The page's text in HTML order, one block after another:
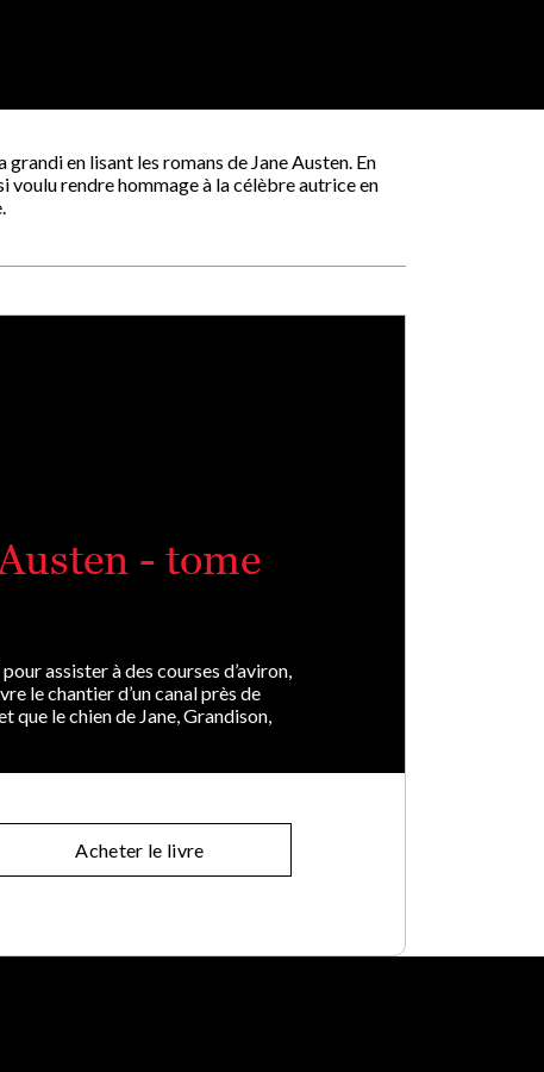
grandi en lisant les romans de Jane Austen. En
voulu rendre hommage à la célèbre autrice en
- tome
assister à des courses d’aviron,
le chantier d’un canal près de
que le chien de Jane, Grandison,
Acheter le livre